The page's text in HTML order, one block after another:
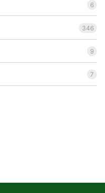
6
346
9
7